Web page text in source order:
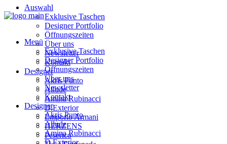
Auswahl
Exklusive Taschen
Designer Portfolio
Öffnungszeiten
Über uns
Newsletter
Kontakt
Designer
Akris Punto
Allude
Amina Rubinacci
D.Exterior
Emporio Armani
HERZENS
Peserico
Menü
Exklusive Taschen
Designer Portfolio
Öffnungszeiten
Über uns
Newsletter
Kontakt
Designer
Akris Punto
Allude
Amina Rubinacci
D.Exterior